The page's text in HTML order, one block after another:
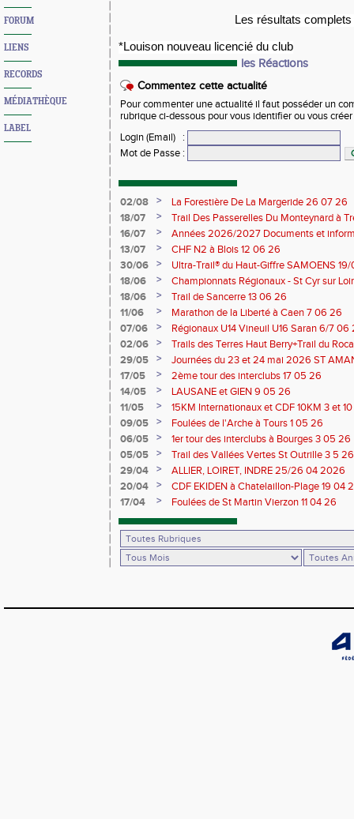
FORUM
LIENS
RECORDS
MÉDIATHÈQUE
LABEL
Les résultats complets
*Louison nouveau licencié du club
les Réactions
Commentez cette actualité
Pour commenter une actualité il faut posséder un
rubrique ci-dessous pour vous identifier ou vous
Login (Email)
:
Mot de Passe :
02/08 >
La Forestière De La Margeride 26 07 26
18/07
>
Trail Des Passerelles Du Monteynard à
16/07
>
Années 2026/2027 Documents et
13/07
>
CHF N2 à Blois 12 06 26
30/06
>
Ultra-Trail® du Haut-Giffre SAMOENS
18/06
>
Championnats Régionaux - St Cyr sur
Saran 13/14 06 26
18/06 >
Trail de Sancerre 13 06 26
11/06
>
Marathon de la Liberté à Caen 7 06 26
07/06
>
Régionaux U14 Vineuil U16 Saran 6/7 06
02/06
>
Trails des Terres Haut Berry+Trail du
du Berry 30/31 05 2026
29/05 >
Journées du 23 et 24 mai 2026 ST
17/05
>
2ème tour des interclubs 17 05 26
14/05
>
LAUSANE et GIEN 9 05 26
11/05
>
15KM Internationaux et CDF 10KM 3 et
09/05
>
Foulées de l'Arche à Tours 1 05 26
06/05
>
1er tour des interclubs à Bourges 3 05 26
05/05
>
Trail des Vallées Vertes St Outrille 3 5 26
29/04
>
ALLIER, LOIRET, INDRE 25/26 04 2026
20/04
>
CDF EKIDEN à Chatelaillon-Plage 19 04
17/04
> Foulées de St Martin Vierzon 11 04 26